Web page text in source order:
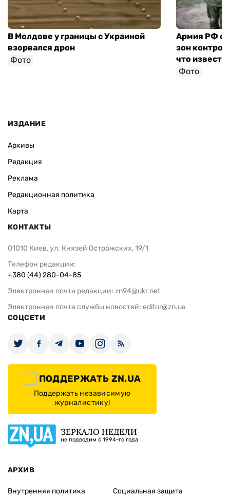
В Молдове у границы с Украиной
взорвался дрон
Фото
Армия РФ
зон
что
Фото
ИЗДАНИЕ
Архивы
Редакция
Реклама
Редакционная политика
Карта
КОНТАКТЫ
01010 Киев, ул. Князей Острожских, 19/1
Телефон редакции:
+380 (44) 280-04-85
Электронная почта редакции: zn94@ukr.net
Электронная почта службы новостей: editor@zn.ua
СОЦСЕТИ
ПОДДЕРЖАТЬ ZN.UA
Поддержать независимую
журналистику!
ЗЕРКАЛО НЕДЕЛИ
не подводим с 1994-го года
АРХИВ
Внутренняя политика
Социальная защита